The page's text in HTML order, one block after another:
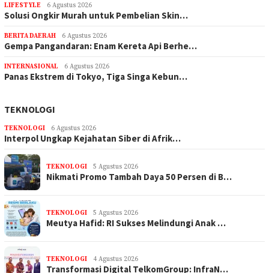
LIFESTYLE 6 Agustus 2026
Solusi Ongkir Murah untuk Pembelian Skin…
BERITA DAERAH 6 Agustus 2026
Gempa Pangandaran: Enam Kereta Api Berhe…
INTERNASIONAL 6 Agustus 2026
Panas Ekstrem di Tokyo, Tiga Singa Kebun…
TEKNOLOGI
TEKNOLOGI 6 Agustus 2026
Interpol Ungkap Kejahatan Siber di Afrik…
TEKNOLOGI 5 Agustus 2026
Nikmati Promo Tambah Daya 50 Persen di B…
TEKNOLOGI 5 Agustus 2026
Meutya Hafid: RI Sukses Melindungi Anak …
TEKNOLOGI 4 Agustus 2026
Transformasi Digital TelkomGroup: InfraN…